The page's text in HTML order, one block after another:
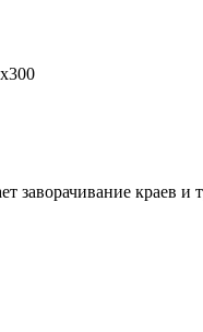
заворачивание краев